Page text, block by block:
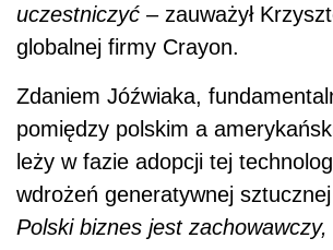
uczestniczyć – zauważył
globalnej firmy Crayon.
Zdaniem Jóźwiaka,
pomiędzy polskim a
leży w fazie adopcji tej
wdrożeń generatywnej
Polski biznes jest zachowawczy,